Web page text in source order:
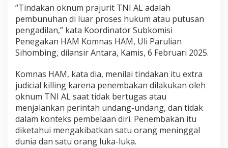
b
a
k
B
s
e
n
t
a
l
M
o
b
i
“Tindakan oknum prajurit TNI AL adalah
pembunuhan di luar proses hukum atau putusan
pengadilan,” kata Koordinator Subkomisi
Penegakan HAM Komnas HAM, Uli Parulian
Sihombing, dilansir Antara, Kamis, 6 Februari 2025.
Komnas HAM, kata dia, menilai tindakan itu extra
judicial killing karena penembakan dilakukan oleh
oknum TNI AL saat tidak bertugas atau
menjalankan perintah undang-undang, dan tidak
dalam konteks pembelaan diri. Penembakan itu
diketahui mengakibatkan satu orang meninggal
dunia dan satu orang luka-luka.